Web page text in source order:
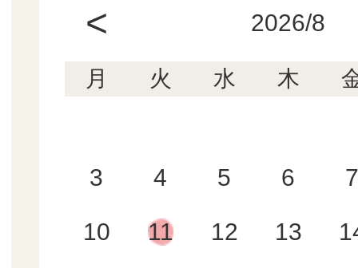
< 2026/8
月 火 水 木
3 4 5 6 7
10 11 12 13